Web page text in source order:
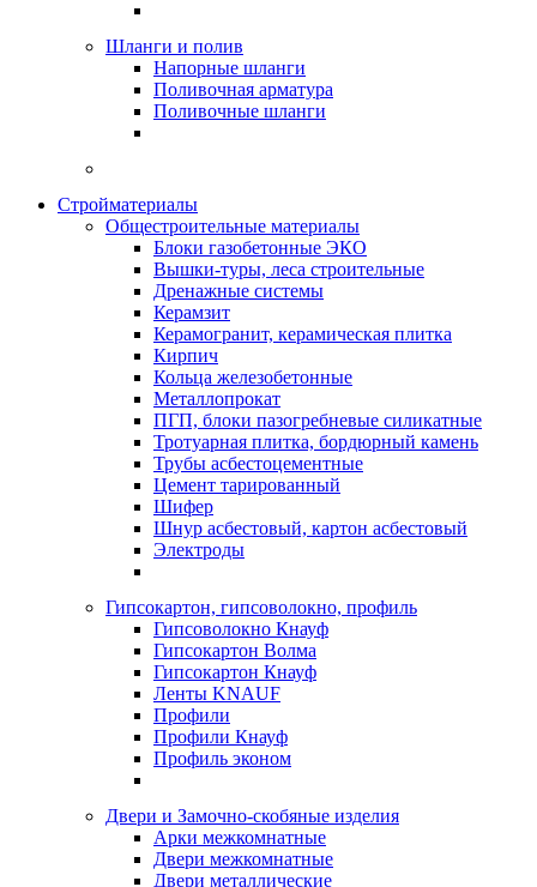
Шланги и полив
Напорные шланги
Поливочная арматура
Поливочные шланги
Стройматериалы
Oбщестроительные материалы
Блоки газобетонные ЭКО
Вышки-туры, леса строительные
Дренажные системы
Керамзит
Керамогранит, керамическая плитка
Кирпич
Кольца железобетонные
Металлопрокат
ПГП, блоки пазогребневые силикатные
Тротуарная плитка, бордюрный камень
Трубы асбестоцементные
Цемент тарированный
Шифер
Шнур асбестовый, картон асбестовый
Электроды
Гипсокартон, гипсоволокно, профиль
Гипсоволокно Кнауф
Гипсокартон Волма
Гипсокартон Кнауф
Ленты KNAUF
Профили
Профили Кнауф
Профиль эконом
Двери и Замочно-скобяные изделия
Арки межкомнатные
Двери межкомнатные
Двери металлические